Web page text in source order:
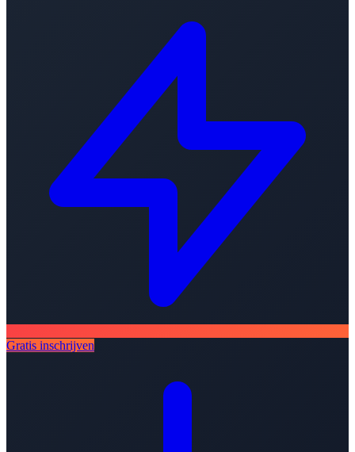
Gratis inschrijven